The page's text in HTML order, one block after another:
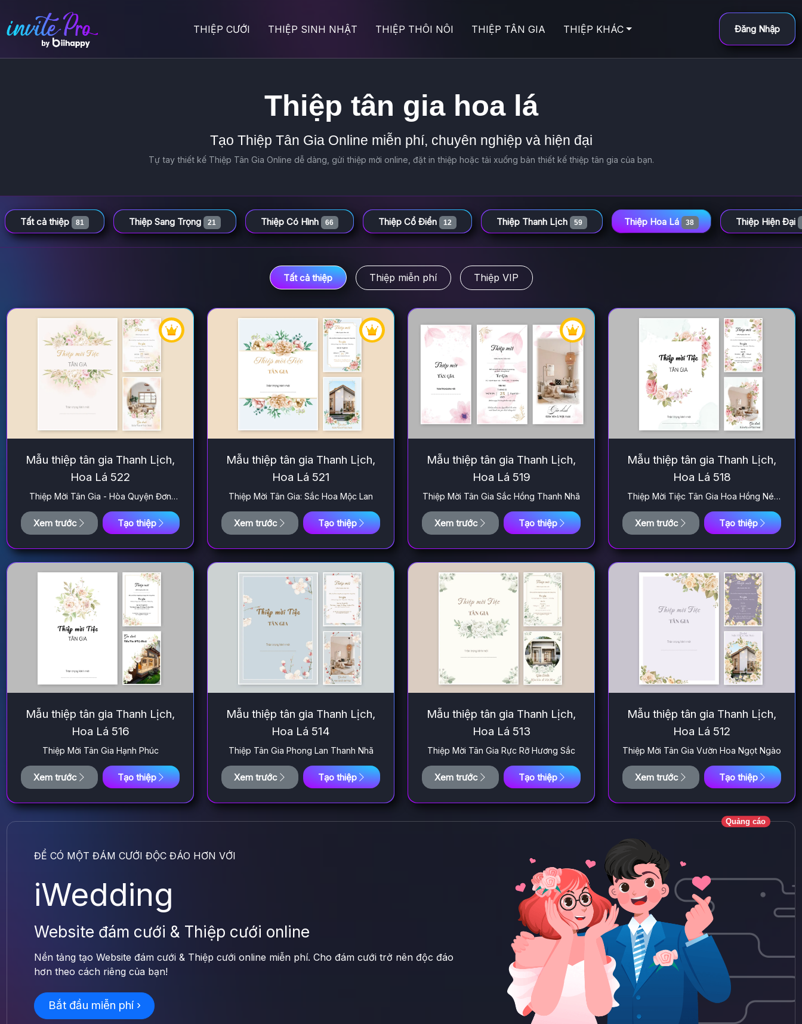
THIỆP CƯỚI THIỆP SINH NHẬT THIỆP THÔI NÔI THIỆP TÂN GIA THIỆP KHÁC Đăng Nhập
Thiệp tân gia hoa lá
Tạo Thiệp Tân Gia Online miễn phí, chuyên nghiệp và hiện đại
Tự tay thiết kế Thiệp Tân Gia Online dễ dàng, gửi thiệp mời online, đặt in thiệp hoặc tải xuống bản thiết kế thiệp tân gia của bạn.
Tất cả thiệp 81 Thiệp Sang Trọng 21 Thiệp Có Hình 66 Thiệp Cổ Điển 12 Thiệp Thanh Lịch 59 Thiệp Hoa Lá 38 Thiệp Hiện Đại
Tất cả thiệp Thiệp miễn phí Thiệp VIP
Mẫu thiệp tân gia Thanh Lịch,
Hoa Lá 522
Thiệp Mời Tân Gia - Hòa Quyện Đơn
Xem trước Tạo thiệp
Mẫu thiệp tân gia Thanh Lịch,
Hoa Lá 521
Thiệp Mời Tân Gia: Sắc Hoa Mộc Lan
Xem trước Tạo thiệp
Mẫu thiệp tân gia Thanh Lịch,
Hoa Lá 519
Thiệp Mời Tân Gia Sắc Hồng Thanh Nhã
Xem trước Tạo thiệp
Mẫu thiệp tân gia Thanh Lịch,
Hoa Lá 518
Thiệp Mời Tiệc Tân Gia Hoa Hồng Nét
Xem trước Tạo thiệp
Mẫu thiệp tân gia Thanh Lịch,
Hoa Lá 516
Thiệp Mời Tân Gia Hạnh Phúc
Xem trước Tạo thiệp
Mẫu thiệp tân gia Thanh Lịch,
Hoa Lá 514
Thiệp Tân Gia Phong Lan Thanh Nhã
Xem trước Tạo thiệp
Mẫu thiệp tân gia Thanh Lịch,
Hoa Lá 513
Thiệp Mời Tân Gia Rực Rỡ Hương Sắc
Xem trước Tạo thiệp
Mẫu thiệp tân gia Thanh Lịch,
Hoa Lá 512
Thiệp Mời Tân Gia Vườn Hoa Ngọt Ngào
Xem trước Tạo thiệp
ĐỂ CÓ MỘT ĐÁM CƯỚI ĐỘC ĐÁO HƠN VỚI
iWedding
Website đám cưới & Thiệp cưới online
Nền tảng tạo Website đám cưới & Thiệp cưới online miễn phí. Cho đám cưới trở nên độc đáo
hơn theo cách riêng của bạn!
Bắt đầu miễn phí ›
Quảng cáo